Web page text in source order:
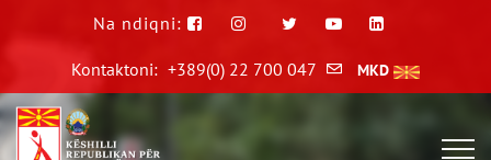
Na ndiqni:
Kontaktoni: +389(0) 22 700 047 MKD